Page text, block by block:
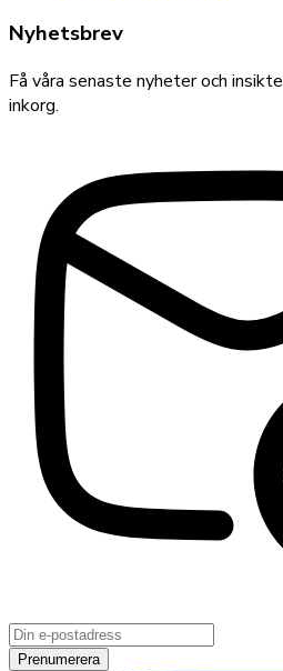
Nyhetsbrev
Få våra senaste nyheter och
inkorg.
Prenumerera